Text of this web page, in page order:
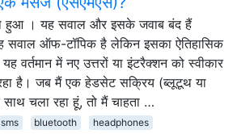
हुआ । यह सवाल और इसके जवाब बंद हैं
सवाल ऑफ-टॉपिक है लेकिन इसका ऐतिहासिक
वर्तमान में नए उत्तरों या इंटरैक्शन को स्वीकार
है। जब मैं एक हेडसेट सक्रिय (ब्लूटूथ या
साथ चला रहा हूं, तो मैं चाहता …
sms bluetooth
headphones